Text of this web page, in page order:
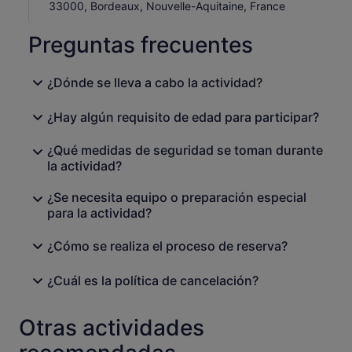
33000, Bordeaux, Nouvelle-Aquitaine, France
Preguntas frecuentes
¿Dónde se lleva a cabo la actividad?
¿Hay algún requisito de edad para participar?
¿Qué medidas de seguridad se toman durante
la actividad?
¿Se necesita equipo o preparación especial
para la actividad?
¿Cómo se realiza el proceso de reserva?
¿Cuál es la política de cancelación?
Otras actividades